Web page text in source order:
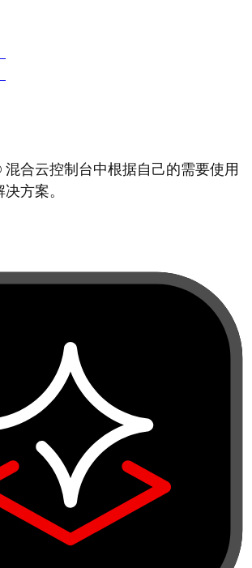
合云控制台中根据自己的需要使用
方案。